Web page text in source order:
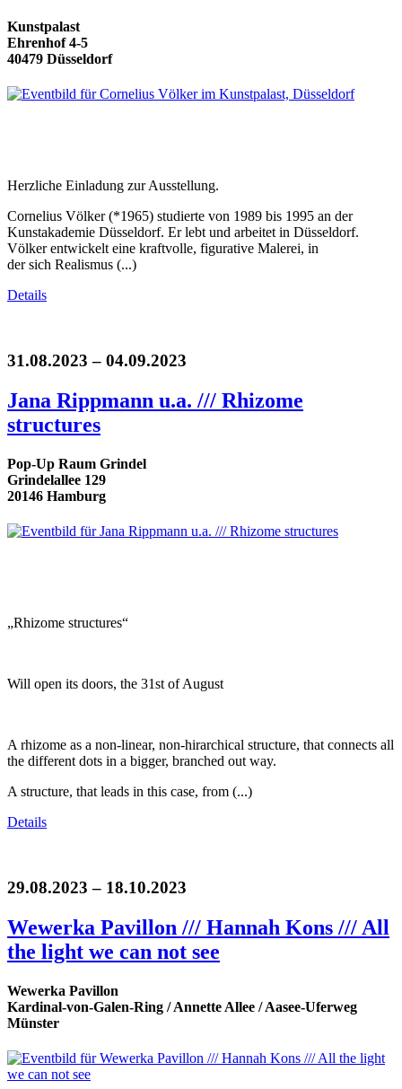
Kunstpalast
Ehrenhof 4-5
40479 Düsseldorf
Herzliche Einladung zur Ausstellung.
Cornelius Völker (*1965) studierte von 1989 bis 1995 an der
Kunstakademie Düsseldorf. Er lebt und arbeitet in Düsseldorf.
Völker entwickelt eine kraftvolle, figurative Malerei, in
der sich Realismus (...)
Details
31.08.2023 – 04.09.2023
Jana Rippmann u.a. /// Rhizome
structures
Pop-Up Raum Grindel
Grindelallee 129
20146 Hamburg
„Rhizome structures“
Will open its doors, the 31st of August
A rhizome as a non-linear, non-hirarchical structure, that connects all
the different dots in a bigger, branched out way.
A structure, that leads in this case, from (...)
Details
29.08.2023 – 18.10.2023
Wewerka Pavillon /// Hannah Kons /// All
the light we can not see
Wewerka Pavillon
Kardinal-von-Galen-Ring / Annette Allee / Aasee-Uferweg
Münster